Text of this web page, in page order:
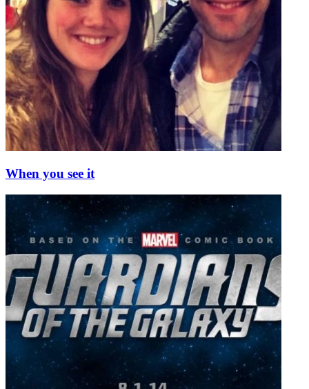
When you see it